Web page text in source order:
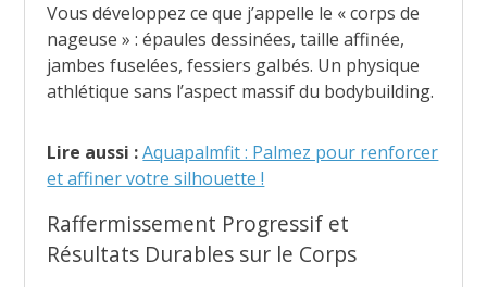
Vous développez ce que j’appelle le « corps de
nageuse » : épaules dessinées, taille affinée,
jambes fuselées, fessiers galbés. Un physique
athlétique sans l’aspect massif du bodybuilding.
Lire aussi :Aquapalmfit : Palmez pour renforcer
et affiner votre silhouette !
Raffermissement Progressif et
Résultats Durables sur le Corps